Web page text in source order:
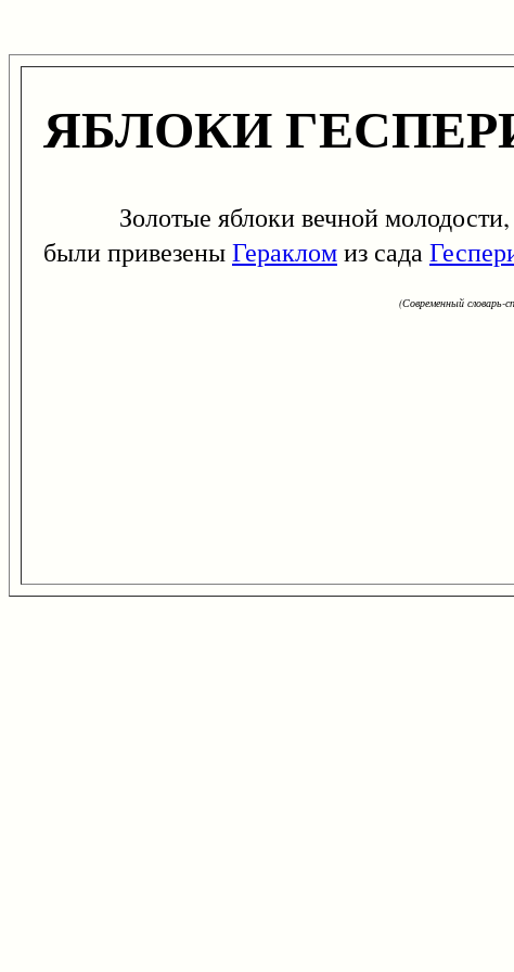
ЯБЛОКИ
Золотые яблоки вечной молодости,
были привезеныГеракломиз сада
(Современный